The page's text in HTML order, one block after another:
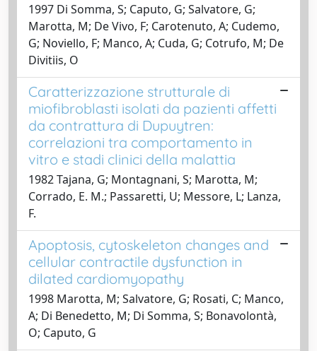
1997 Di Somma, S; Caputo, G; Salvatore, G;
Marotta, M; De Vivo, F; Carotenuto, A; Cudemo,
G; Noviello, F; Manco, A; Cuda, G; Cotrufo, M; De
Divitiis, O
Caratterizzazione strutturale di
miofibroblasti isolati da pazienti affetti
da contrattura di Dupuytren:
correlazioni tra comportamento in
vitro e stadi clinici della malattia
1982 Tajana, G; Montagnani, S; Marotta, M;
Corrado, E. M.; Passaretti, U; Messore, L; Lanza,
F.
Apoptosis, cytoskeleton changes and
cellular contractile dysfunction in
dilated cardiomyopathy
1998 Marotta, M; Salvatore, G; Rosati, C; Manco,
A; Di Benedetto, M; Di Somma, S; Bonavolontà,
O; Caputo, G